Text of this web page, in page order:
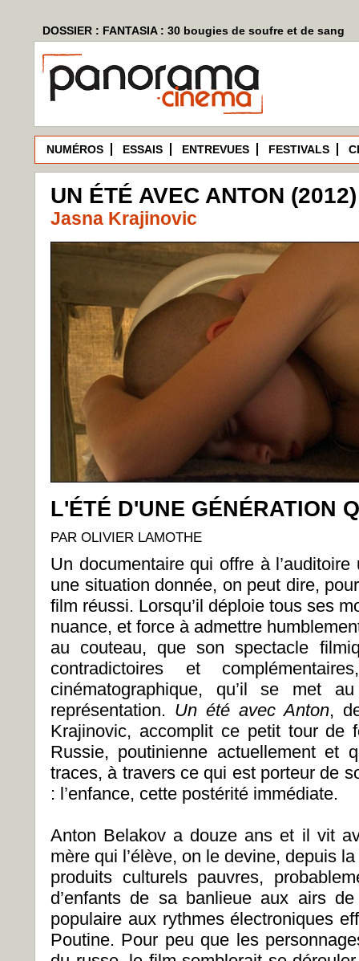
DOSSIER : FANTASIA : 30 bougies de soufre et de sang
NUMÉROS ESSAIS ENTREVUES FESTIVALS
UN ÉTÉ AVEC ANTON (2012)
Jasna Krajinovic
L'ÉTÉ D'UNE GÉNÉRATION
PAR OLIVIER LAMOTHE
Un documentaire qui offre à
une situation donnée, on peut dire,
film réussi. Lorsqu’il déploie tous ses
nuance, et force à admettre
au couteau, que son spectacle
contradictoires et
cinématographique, qu’il se met
représentation. Un été avec Anton,
Krajinovic, accomplit ce petit tour de
Russie, poutinienne actuellement et
traces, à travers ce qui est porteur de
: l’enfance, cette postérité immédiate.
Anton Belakov a douze ans et il vit
mère qui l’élève, on le devine, depuis
produits culturels pauvres,
d’enfants de sa banlieue aux airs
populaire aux rythmes électroniques
Poutine. Pour peu que les